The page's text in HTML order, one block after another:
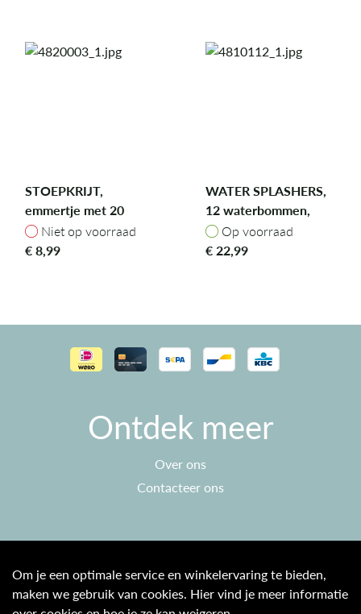
STOEPKRIJT,
emmertje met 20
stuks, vrolijke kleuren
Niet op voorraad
Niet op voorraad
€8,99
WATER SPLASHERS,
12 waterbommen,
gemengde kleuren
Op voorraad
Op voorraad
€22,99
Ontdek meer
Over ons
Contacteer ons
Algemene voorwaarden
Om je een optimale service en winkelervaring te bieden,
maken we gebruik van cookies. Hier vind je meer informatie